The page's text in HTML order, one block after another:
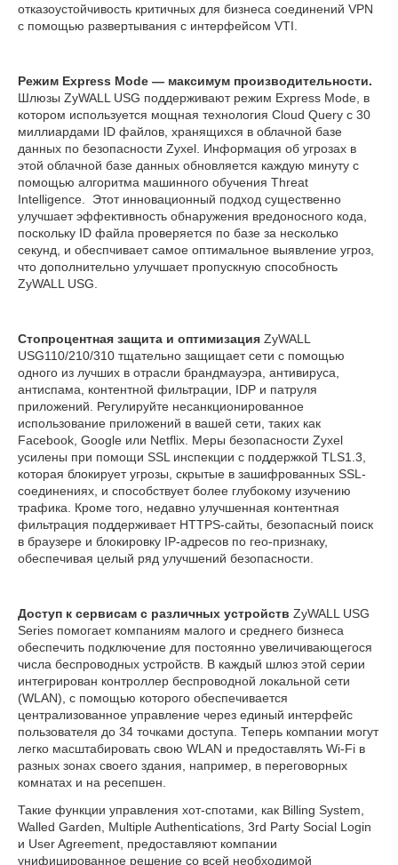
отказоустойчивость критичных для бизнеса соединений VPN
с помощью развертывания с интерфейсом VTI.
Режим Express Mode — максимум производительности.
Шлюзы ZyWALL USG поддерживают режим Express Mode, в
котором используется мощная технология Cloud Query с 30
миллиардами ID файлов, хранящихся в облачной базе
данных по безопасности Zyxel. Информация об угрозах в
этой облачной базе данных обновляется каждую минуту с
помощью алгоритма машинного обучения Threat
Intelligence. Этот инновационный подход существенно
улучшает эффективность обнаружения вредоносного кода,
поскольку ID файла проверяется по базе за несколько
секунд, и обеспчивает самое оптимальное выявление угроз,
что дополнительно улучшает пропускную способность
ZyWALL USG.
Стопроцентная защита и оптимизация ZyWALL
USG110/210/310 тщательно защищает сети с помощью
одного из лучших в отрасли брандмауэра, антивируса,
антиспама, контентной фильтрации, IDP и патруля
приложений. Регулируйте несанкционированное
использование приложений в вашей сети, таких как
Facebook, Google или Netflix. Меры безопасности Zyxel
усилены при помощи SSL инспекции с поддержкой TLS1.3,
которая блокирует угрозы, скрытые в зашифрованных SSL-
соединениях, и способствует более глубокому изучению
трафика. Кроме того, недавно улучшенная контентная
фильтрация поддерживает HTTPS-сайты, безопасный поиск
в браузере и блокировку IP-адресов по гео-признаку,
обеспечивая целый ряд улучшений безопасности.
Доступ к сервисам с различных устройств ZyWALL USG
Series помогает компаниям малого и среднего бизнеса
обеспечить подключение для постоянно увеличивающегося
числа беспроводных устройств. В каждый шлюз этой серии
интегрирован контроллер беспроводной локальной сети
(WLAN), с помощью которого обеспечивается
централизованное управление через единый интерфейс
пользователя до 34 точками доступа. Теперь компании могут
легко масштабировать свою WLAN и предоставлять Wi-Fi в
разных зонах своего здания, например, в переговорных
комнатах и на ресепшен.
Такие функции управления хот-спотами, как Billing System,
Walled Garden, Multiple Authentications, 3rd Party Social Login
и User Agreement, предоставляют компании
унифицированное решение со всей необходимой